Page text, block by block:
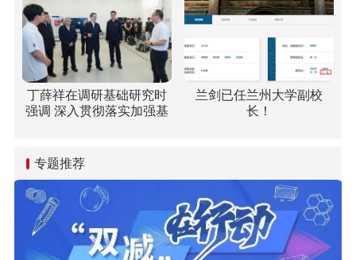
丁薛祥在调研基础研究时
强调 深入贯彻落实加强基
新能力
兰剑已任兰州大学副校
长！
专题推荐